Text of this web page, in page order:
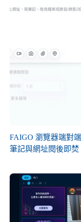
FAIGO 瀏覽器端對
筆記與網址閱後即焚